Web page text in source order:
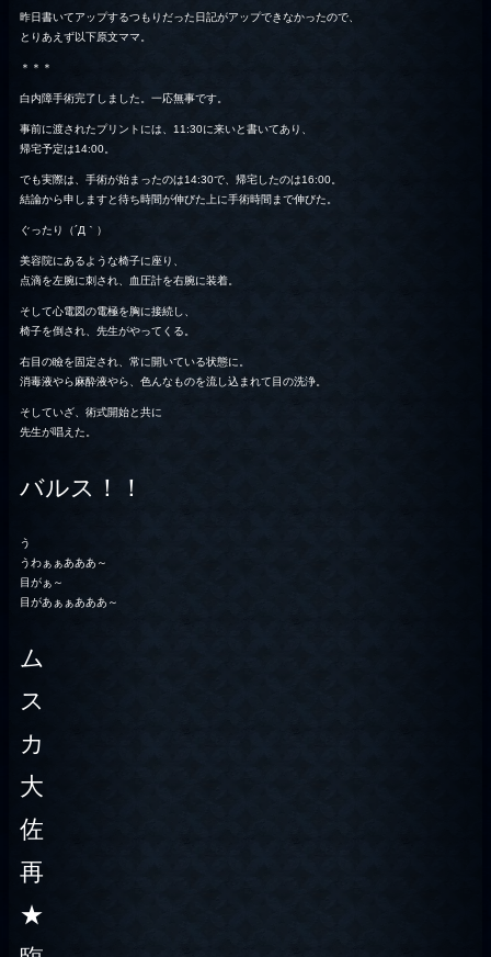
昨日書いてアップするつもりだった日記がアップできなかったので、
とりあえず以下原文ママ。
＊＊＊
白内障手術完了しました。一応無事です。
事前に渡されたプリントには、11:30に来いと書いてあり、
帰宅予定は14:00。
でも実際は、手術が始まったのは14:30で、帰宅したのは16:00。
結論から申しますと待ち時間が伸びた上に手術時間まで伸びた。
ぐったり（´Д｀）
美容院にあるような椅子に座り、
点滴を左腕に刺され、血圧計を右腕に装着。
そして心電図の電極を胸に接続し、
椅子を倒され、先生がやってくる。
右目の瞼を固定され、常に開いている状態に。
消毒液やら麻酔液やら、色んなものを流し込まれて目の洗浄。
そしていざ、術式開始と共に
先生が唱えた。
バルス！！
う
うわぁぁあああ～
目がぁ～
目があぁぁあああ～
ム
ス
カ
大
佐
再
★